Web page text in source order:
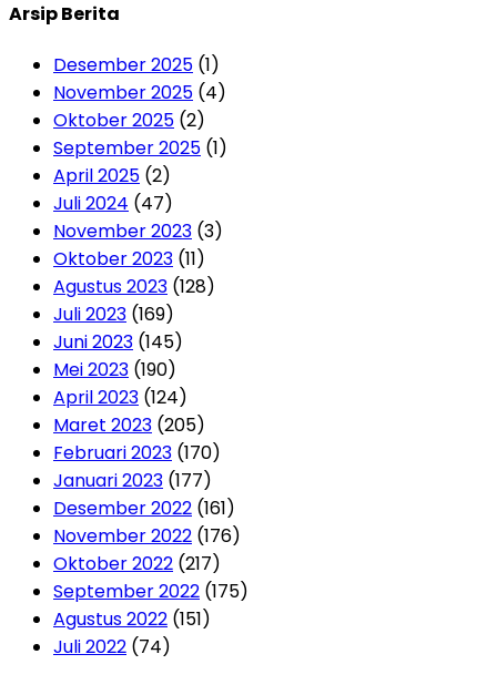
Arsip Berita
Desember 2025 (1)
November 2025 (4)
Oktober 2025 (2)
September 2025 (1)
April 2025 (2)
Juli 2024 (47)
November 2023 (3)
Oktober 2023 (11)
Agustus 2023 (128)
Juli 2023 (169)
Juni 2023 (145)
Mei 2023 (190)
April 2023 (124)
Maret 2023 (205)
Februari 2023 (170)
Januari 2023 (177)
Desember 2022 (161)
November 2022 (176)
Oktober 2022 (217)
September 2022 (175)
Agustus 2022 (151)
Juli 2022 (74)